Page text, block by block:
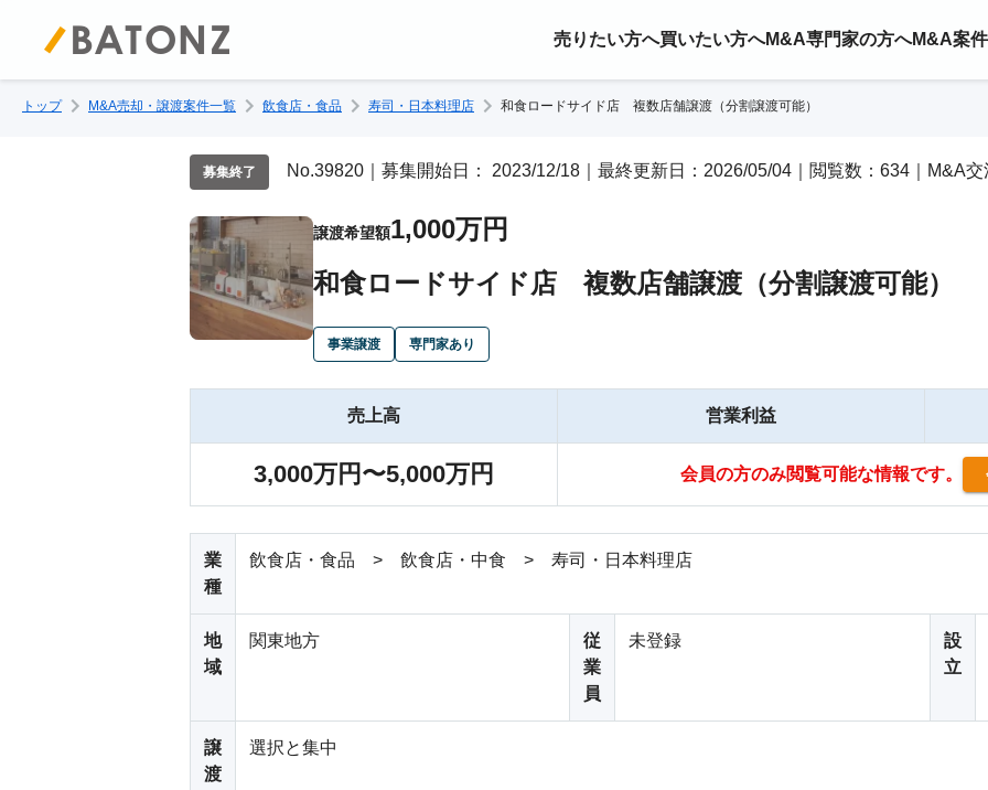
売りたい方へ買いたい方へM&A専門家の方へM&A案
トップ M&A売却・譲渡案件一覧 飲食店・食品 寿司・日本料理店 和食ロードサイド店 複数店舗譲渡（分割譲渡可能）
募集終了 No.39820｜募集開始日： 2023/12/18｜最終更新日：2026/05/04｜閲覧数：634｜M&A
譲渡希望額1,000万円
和食ロードサイド店 複数店舗譲渡（分割譲渡可能）
事業譲渡 専門家あり
売上高
3,000万円〜5,000万円
営業利益
会員の方のみ閲覧可能な情報です。
業
種
飲食店・食品 > 飲食店・中食 > 寿司・日本料理店
地
域
関東地方
従
業
員
未登録
設
立
譲
渡
選択と集中